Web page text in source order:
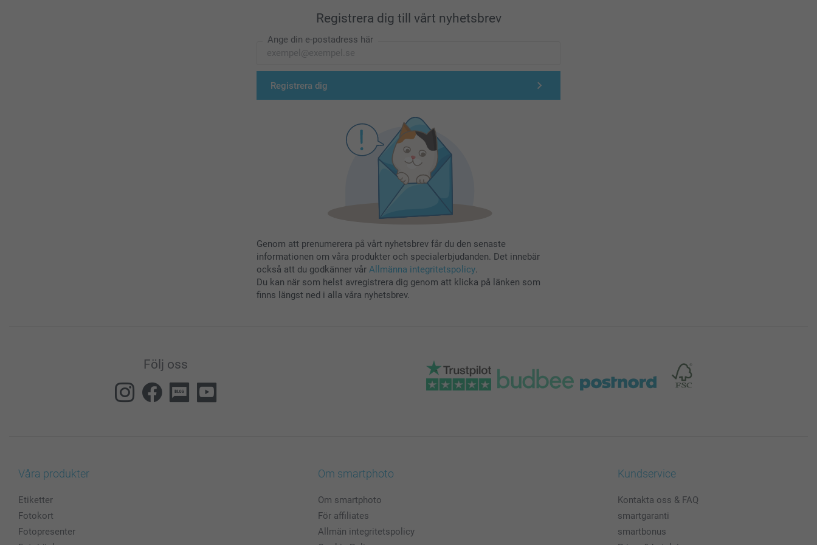
Registrera dig till vårt nyhetsbrev
Ange din e-postadress här
Registrera dig
Genom att prenumerera på vårt nyhetsbrev får du den senaste
informationen om våra produkter och specialerbjudanden. Det innebär
också att du godkänner vår Allmänna integritetspolicy.
Du kan när som helst avregistrera dig genom att klicka på länken som
finns längst ned i alla våra nyhetsbrev.
Följ oss
Våra produkter
Etiketter
Fotokort
Fotopresenter
Om smartphoto
Om smartphoto
För affiliates
Allmän integritetspolicy
Kundservice
Kontakta oss & FAQ
smartgaranti
smartbonus